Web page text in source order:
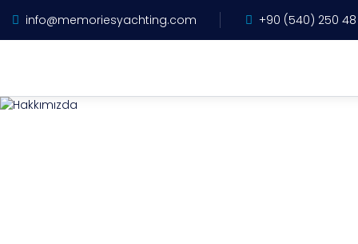
info@memoriesyachting.com +90 (540) 250